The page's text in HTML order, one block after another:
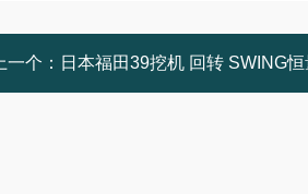
一个： 日本福田39挖机 回转 SWING恒量柱塞泵